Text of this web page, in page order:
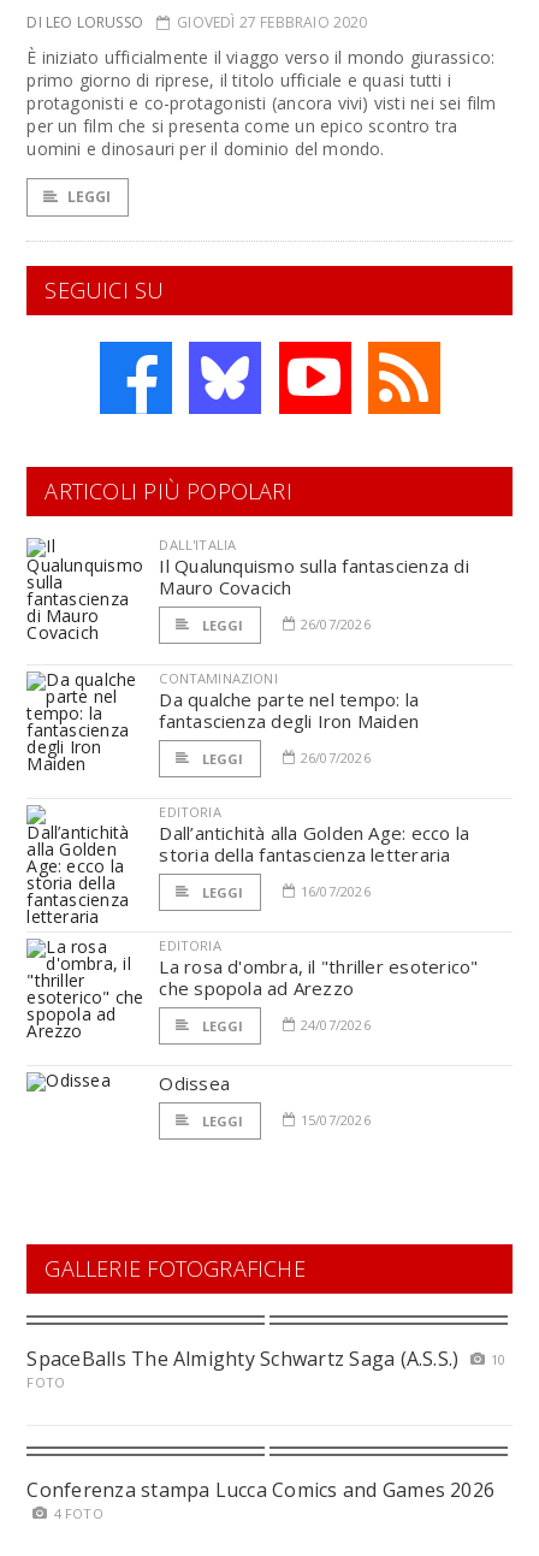
DI LEO LORUSSO GIOVEDÌ 27 FEBBRAIO 2020
È iniziato ufficialmente il viaggo verso il mondo giurassico:
primo giorno di riprese, il titolo ufficiale e quasi tutti i
protagonisti e co-protagonisti (ancora vivi) visti nei sei film
per un film che si presenta come un epico scontro tra
uomini e dinosauri per il dominio del mondo.
LEGGI
SEGUICI SU
ARTICOLI PIÙ POPOLARI
DALL'ITALIA
Il Qualunquismo sulla fantascienza di
Mauro Covacich
LEGGI 26/07/2026
CONTAMINAZIONI
Da qualche parte nel tempo: la
fantascienza degli Iron Maiden
LEGGI 26/07/2026
EDITORIA
Dall’antichità alla Golden Age: ecco la
storia della fantascienza letteraria
LEGGI 16/07/2026
EDITORIA
La rosa d'ombra, il "thriller esoterico"
che spopola ad Arezzo
LEGGI 24/07/2026
Odissea
LEGGI 15/07/2026
GALLERIE FOTOGRAFICHE
SpaceBalls The Almighty Schwartz Saga (A.S.S.)
10
FOTO
Conferenza stampa Lucca Comics and Games 2026
4 FOTO